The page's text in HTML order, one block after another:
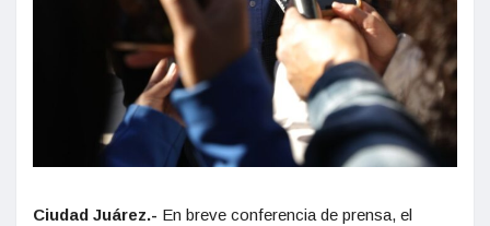
Ciudad Juárez.- En breve conferencia de prensa, el